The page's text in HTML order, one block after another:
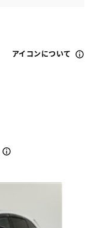
アイコンについて